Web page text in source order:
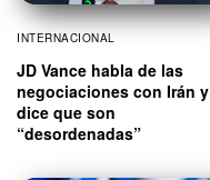
INTERNACIONAL
JD Vance habla de las
negociaciones con Irán y
dice que son
“desordenadas”